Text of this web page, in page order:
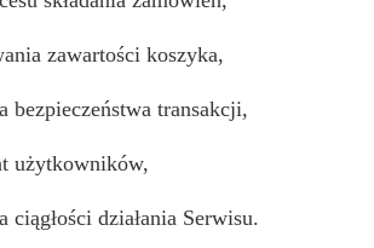
zawartości koszyka,
bezpieczeństwa transakcji,
użytkowników,
ciągłości działania Serwisu.